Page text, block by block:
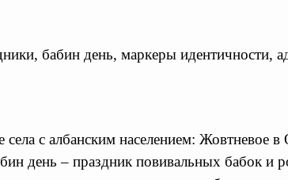
бабин день, маркеры идентичности,
с албанским населением: Жовтневое
день – праздник повивальных бабок и